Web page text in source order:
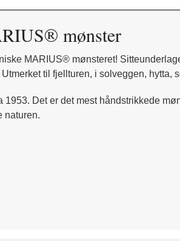
® mønster
MARIUS® mønsteret!
til fjellturen, i solveggen, hytta,
1953. Det er det mest håndstrikkede
naturen.